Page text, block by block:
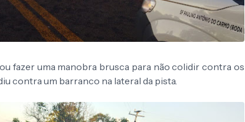
fazer uma manobra brusca para não colidir contra os
contra um barranco na lateral da pista.